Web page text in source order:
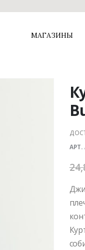
МАГАЗИНЫ
АРТ.